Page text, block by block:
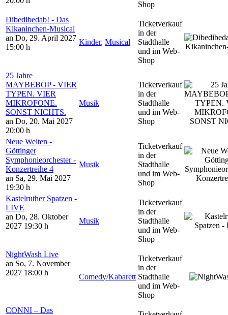
Shop
Dibedibedab! - Das
Kikaninchen-Musical
an Do, 29. April 2027
15:00 h
Kinder, Musical
Ticketverkauf
in der
Stadthalle
und im Web-
Shop
25 Jahre
MAYBEBOP - VIER
TYPEN. VIER
MIKROFONE.
SONST NICHTS.
an Do, 20. Mai 2027
20:00 h
Musik
Ticketverkauf
in der
Stadthalle
und im Web-
Shop
Neue Welten -
Göttinger
Symphonieorchester -
Konzertreihe 4
an Sa, 29. Mai 2027
19:30 h
Musik
Ticketverkauf
in der
Stadthalle
und im Web-
Shop
Kastelruther Spatzen -
LIVE
an Do, 28. Oktober
2027 19:30 h
Musik
Ticketverkauf
in der
Stadthalle
und im Web-
Shop
NightWash Live
an So, 7. November
2027 18:00 h Comedy/Kabarett
Ticketverkauf
in der
Stadthalle
und im Web-
Shop
CONNI – Das